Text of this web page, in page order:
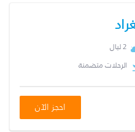
2 ليال
الرحلات متضمنة
احجز الآن